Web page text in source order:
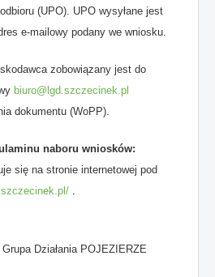
(UPO). UPO wysyłane jest
e-mailowy podany we wniosku.
zobowiązany jest do
biuro@lgd.szczecinek.pl
dokumentu (WoPP).
naboru wniosków:
się na stronie internetowej pod
.
Działania POJEZIERZE